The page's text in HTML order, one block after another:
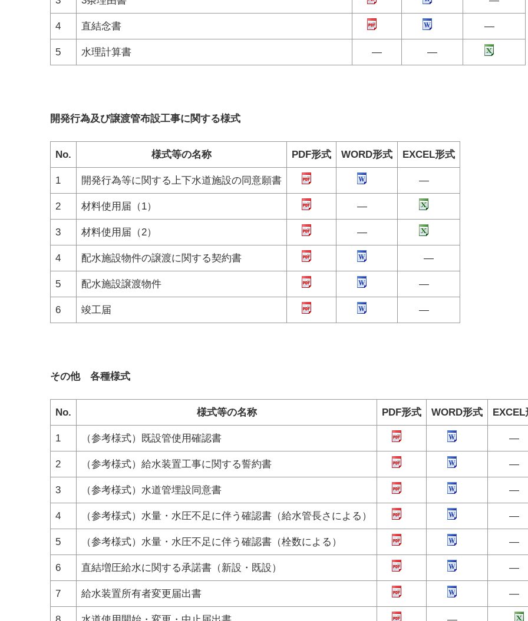
4 直結念書 ―
5 水理計算書 ― ―
開発行為及び譲渡管布設工事に関する様式
No. 様式等の名称 PDF形式 WORD形式 EXCEL形式
1 開発行為等に関する上下水道施設の同意願書 ―
2 材料使用届（1） ―
3 材料使用届（2） ―
4 配水施設物件の譲渡に関する契約書 ―
5 配水施設譲渡物件 ―
6 竣工届 ―
その他 各種様式
No. 様式等の名称 PDF形式 WORD形式 EXCEL
1 （参考様式）既設管使用確認書 ―
2 （参考様式）給水装置工事に関する誓約書 ―
3 （参考様式）水道管埋設同意書 ―
4 （参考様式）水量・水圧不足に伴う確認書（給水管長さによる） ―
5 （参考様式）水量・水圧不足に伴う確認書（栓数による） ―
6 直結増圧給水に関する承諾書（新設・既設） ―
7 給水装置所有者変更届出書 ―